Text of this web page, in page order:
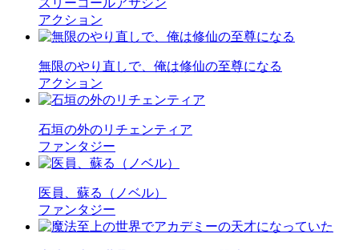
スリーコールアサシン
アクション
無限のやり直しで、俺は修仙の至尊になる
アクション
石垣の外のリチェンティア
ファンタジー
医員、蘇る（ノベル）
ファンタジー